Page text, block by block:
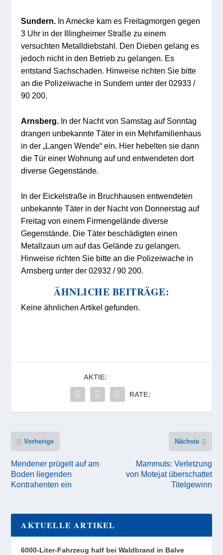
Sundern. In Amecke kam es Freitagmorgen gegen
3 Uhr in der Illingheimer Straße zu einem
versuchten Metalldiebstahl. Den Dieben gelang es
jedoch nicht in den Betrieb zu gelangen. Es
entstand Sachschaden. Hinweise richten Sie bitte
an die Polizeiwache in Sundern unter der 02933 /
90 200.
Arnsberg. In der Nacht von Samstag auf Sonntag
drangen unbekannte Täter in ein Mehrfamilienhaus
in der „Langen Wende“ ein. Hier hebelten sie dann
die Tür einer Wohnung auf und entwendeten dort
diverse Gegenstände.
In der Eickelstraße in Bruchhausen entwendeten
unbekannte Täter in der Nacht von Donnerstag auf
Freitag von einem Firmengelände diverse
Gegenstände. Die Täter beschädigten einen
Metallzaun um auf das Gelände zu gelangen.
Hinweise richten Sie bitte an die Polizeiwache in
Arnsberg unter der 02932 / 90 200.
ÄHNLICHE BEITRÄGE:
Keine ähnlichen Artikel gefunden.
AKTIE:
RATE:
Vorherige
Mendener prügelt auf am
Boden liegenden
Kontrahenten ein
Nächste
Mammuts: Verletzung
von Motejat überschattet
Titelgewinn
AKTUELLE ARTIKEL
6000-Liter-Fahrzeug half bei Waldbrand in Balve